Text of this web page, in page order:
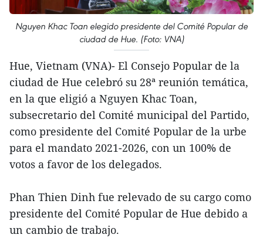
Nguyen Khac Toan elegido presidente del Comité Popular de
ciudad de Hue. (Foto: VNA)
Hue, Vietnam (VNA)- El Consejo Popular de la
ciudad de Hue celebró su 28ª reunión temática,
en la que eligió a Nguyen Khac Toan,
subsecretario del Comité municipal del Partido,
como presidente del Comité Popular de la urbe
para el mandato 2021-2026, con un 100% de
votos a favor de los delegados.
Phan Thien Dinh fue relevado de su cargo como
presidente del Comité Popular de Hue debido a
un cambio de trabajo.